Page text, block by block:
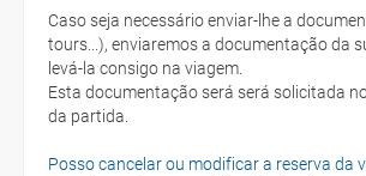
Caso seja necessário enviar-lhe a
tours...), enviaremos a documentação da
levá-la consigo na viagem.
Esta documentação será será solicitada no balcão da companhia aéreen ao realizar
da partida.
Posso cancelar ou modificar a reserva da